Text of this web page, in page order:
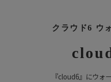
クラウド6 ウ
『cloud6』にウォ